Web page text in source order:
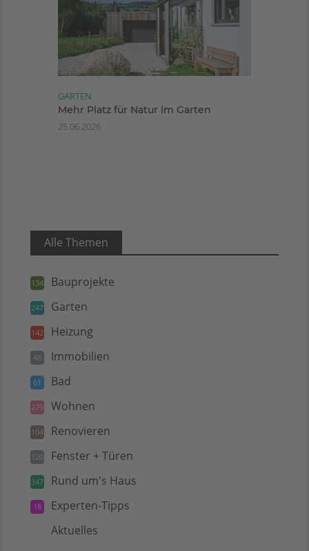
GARTEN
Mehr Platz für Natur im Garten
25.06.2026
Alle Themen
134 Bauprojekte
247 Garten
142 Heizung
48 Immobilien
61 Bad
279 Wohnen
104 Renovieren
120 Fenster + Türen
347 Rund um's Haus
18 Experten-Tipps
Aktuelles